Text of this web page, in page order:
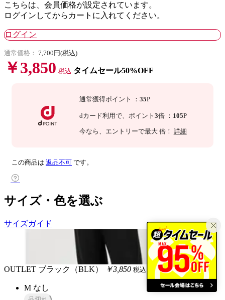
こちらは、会員価格が設定されています。
ログインしてからカートに入れてください。
ログイン
通常価格： 7,700円(税込)
￥3,850 税込 タイムセール50%OFF
通常獲得ポイント ： 35P
dカード利用で、 ポイント 3倍 ： 105P
今なら 、エントリーで最大 倍！ 詳細
この商品は 返品不可 です。
サイズ・色を選ぶ
サイズガイド
OUTLET ブラック（BLK） ￥3,850 税込
M なし